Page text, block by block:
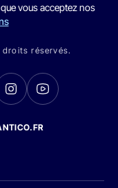
vous acceptez nos
réservés.